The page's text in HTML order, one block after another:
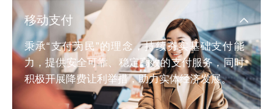
移动支付
秉承“支付为民”的理念，持续夯实基础支付能
力，提供安全可靠、稳定高效的支付服务，同时
积极开展降费让利举措，助力实体经济发展。